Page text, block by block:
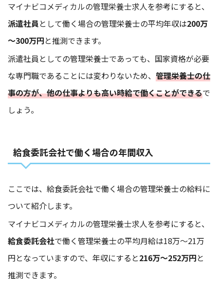
マイナビコメディカルの管理栄養士求人を参考にすると、
派遣社員 として働く場合の管理栄養士の平均年収は200万
～300万円と推測できます。
派遣社員としての管理栄養士であっても、国家資格が必要
な専門職であることには変わりないため、 管理栄養士の仕
事の方が、他の仕事よりも高い時給で働くことができるで
しょう。
給食委託会社で働く場合の年間収入
ここでは、給食委託会社で働く場合の管理栄養士の給料に
ついて紹介します。
マイナビコメディカルの管理栄養士求人を参考にすると、
給食委託会社で働く管理栄養士の平均月給は18万～21万
円となっていますので、年収にすると216万～252万円と
推測できます。